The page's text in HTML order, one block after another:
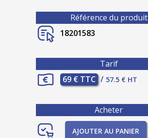
Référence du produit
18201583
Tarif
69 € TTC / 57.5 € HT
Acheter
AJOUTER AU PANIER